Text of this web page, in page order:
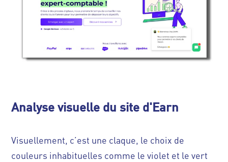
Analyse visuelle du site d'Earn
Visuellement, c’est une claque, le choix de
couleurs inhabituelles comme le violet et le vert